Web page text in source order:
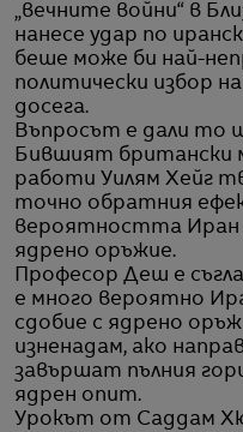
„вечните войни“ в
нанесе удар по
беше може би най-
политически избор
досега.
Въпросът е дали то
Бившият британски
работи Уилям Хейг
точно обратния
вероятността Иран
ядрено оръжие.
Професор Деш е
е много вероятно
сдобие с ядрено
изненадам, ако
завършат пълния
ядрен опит.
Урокът от Саддам